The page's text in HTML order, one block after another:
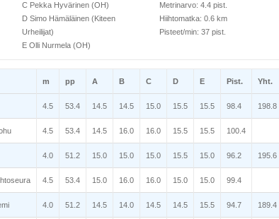
C Pekka Hyvärinen (OH)
D Simo Hämäläinen (Kiteen
Urheilijat)
E Olli Nurmela (OH)
Metrinarvo: 4.4 pist.
Hiihtomatka: 0.6 km
Pisteet/min: 37 pist.
m pp A B C D E Pist. Yht.
4.5 53.4 14.5 14.5 15.0 15.5 15.5 98.4 198.8
4.5 53.4 14.5 16.0 16.0 15.5 15.5 100.4
4.0 51.2 15.0 15.0 15.0 15.5 15.0 96.2 195.6
4.5 53.4 15.0 16.0 16.0 15.0 15.0 99.4
4.0 51.2 14.5 14.0 14.5 14.5 15.5 94.7 189.4